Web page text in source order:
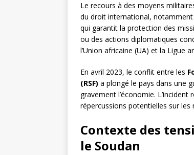
Le recours à des moyens
du droit international,
qui garantit la protection des
ou des actions diplomatiques
l’Union africaine (UA) et la Ligue
En avril 2023, le conflit entre les
(RSF) a plongé le pays dans une
gravement l’économie.
répercussions potentielles sur
Contexte des
le Soudan